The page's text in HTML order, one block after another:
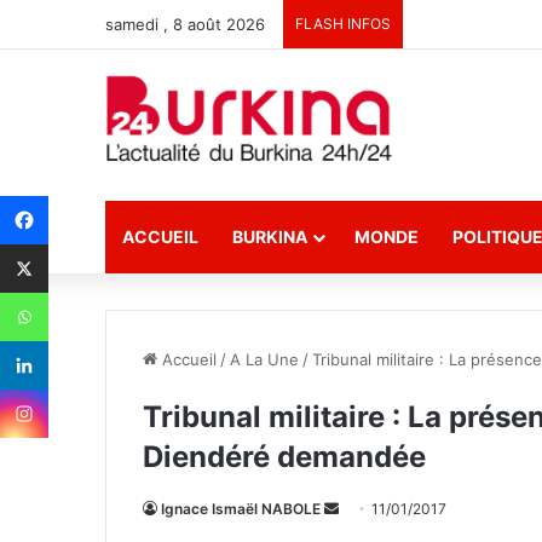
samedi , 8 août 2026 FLASH INFOS
ACCUEIL BURKINA MONDE POLITIQUE
Accueil / A La Une /Tribunal militaire : La
Tribunal militaire : La
Diendéré demandée
Ignace Ismaël NABOLE 11/01/2017